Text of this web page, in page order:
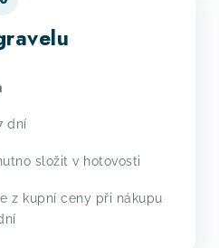
dní
složit v hotovosti
z kupní ceny při nákupu